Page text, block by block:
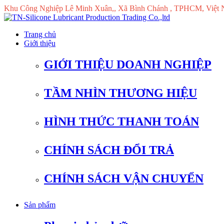
Khu Công Nghiệp Lê Minh Xuân,, Xã Bình Chánh , TPHCM, Việt
Trang chủ
Giới thiệu
GIỚI THIỆU DOANH NGHIỆP
TẦM NHÌN THƯƠNG HIỆU
HÌNH THỨC THANH TOÁN
CHÍNH SÁCH ĐỔI TRẢ
CHÍNH SÁCH VẬN CHUYỂN
Sản phẩm